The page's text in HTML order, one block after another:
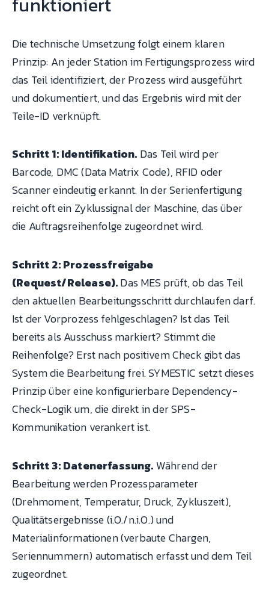
Die technische Umsetzung folgt einem klaren
Prinzip: An jeder Station im Fertigungsprozess wird
das Teil identifiziert, der Prozess wird ausgeführt
und dokumentiert, und das Ergebnis wird mit der
Teile-ID verknüpft.
Schritt 1: Identifikation. Das Teil wird per
Barcode, DMC (Data Matrix Code), RFID oder
Scanner eindeutig erkannt. In der Serienfertigung
reicht oft ein Zyklussignal der Maschine, das über
die Auftragsreihenfolge zugeordnet wird.
Schritt 2: Prozessfreigabe
(Request/Release).Das MES prüft, ob das Teil
den aktuellen Bearbeitungsschritt durchlaufen darf.
Ist der Vorprozess fehlgeschlagen? Ist das Teil
bereits als Ausschuss markiert? Stimmt die
Reihenfolge? Erst nach positivem Check gibt das
System die Bearbeitung frei. SYMESTIC setzt dieses
Prinzip über eine konfigurierbare Dependency-
Check-Logik um, die direkt in der SPS-
Kommunikation verankert ist.
Schritt 3: Datenerfassung. Während der
Bearbeitung werden Prozessparameter
(Drehmoment, Temperatur, Druck, Zykluszeit),
Qualitätsergebnisse (i.O./n.i.O.) und
Materialinformationen (verbaute Chargen,
Seriennummern) automatisch erfasst und dem Teil
zugeordnet.